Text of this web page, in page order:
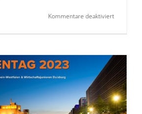
Kommentare deaktiviertfür